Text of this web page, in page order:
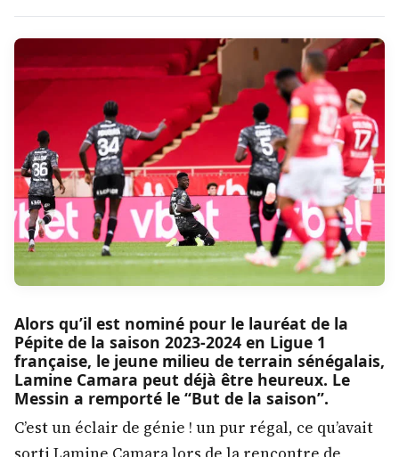
Alors qu’il est nominé pour le lauréat de la
Pépite de la saison 2023-2024 en Ligue 1
française, le jeune milieu de terrain sénégalais,
Lamine Camara peut déjà être heureux. Le
Messin a remporté le “But de la saison’’.
C’est un éclair de génie ! un pur régal, ce qu’avait